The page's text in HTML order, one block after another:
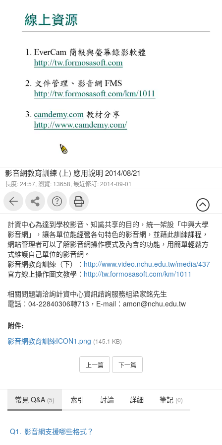
影音網教育訓練 (上) 應用說明 2014/08/21
長度: 24:57, 瀏覽: 13658, 最近修訂: 2014-09-01
計資中心為達到學校影音、知識共享的目的，統一架設「中興大學
影音網」，讓各單位能經營各句特色的影音網，並藉此訓練課程，
網站管理者可以了解影音網操作模式及內含的功能，用簡單輕鬆方
式維護自己單位的影音網。
影音網教育訓練（下）： http://www.video.nchu.edu.tw/media/437
官方線上操作圖文教學： http://tw.formosasoft.com/km/1011
相關問題請洽詢計資中心資訊諮詢服務組梁家銘先生
電話︰04-22840306轉713，E-mail：amon@nchu.edu.tw
附件:
影音網教育訓練ICON1.png (145.1 KB)
上一篇 下一篇
常見 Q&A (5) 索引 討論 詳細 筆記 (0)
Q1. 影音網支援哪些格式？